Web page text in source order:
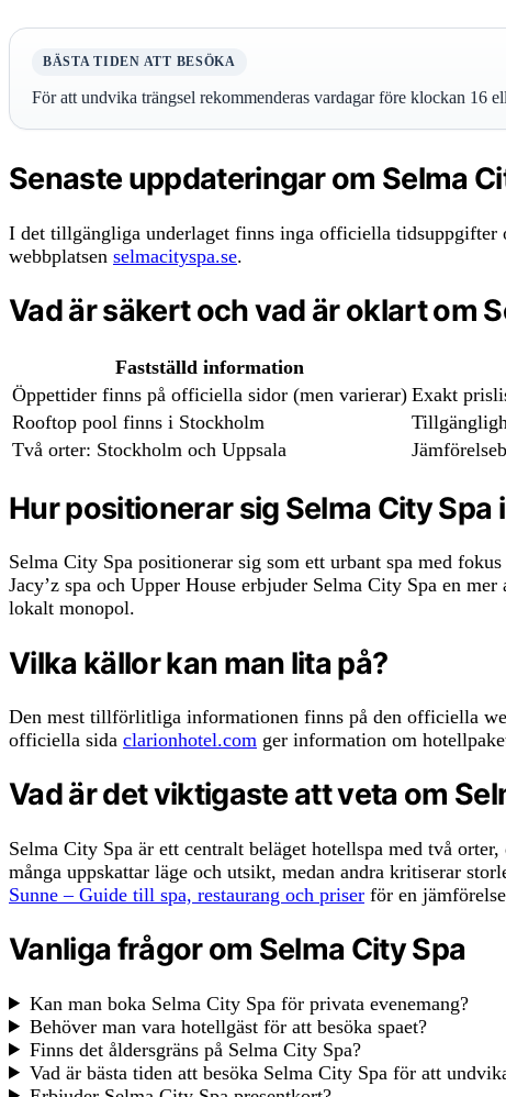
BÄSTA TIDEN ATT BESÖKA
För att undvika trängsel rekommenderas vardagar före klockan 16
Senaste uppdateringar om Selma
I det tillgängliga underlaget finns inga officiella tidsuppgifter
webbplatsen selmacityspa.se.
Vad är säkert och vad är oklart om
Fastställd information
Öppettider finns på officiella sidor (men varierar) Exakt
Rooftop pool finns i Stockholm
Två orter: Stockholm och Uppsala
Hur positionerar sig Selma City
Selma City Spa positionerar sig som ett urbant spa med
Jacy’z spa och Upper House erbjuder Selma City Spa en
lokalt monopol.
Vilka källor kan man lita på?
Den mest tillförlitliga informationen finns på den officiella
officiella sida clarionhotel.com ger information om
Vad är det viktigaste att veta om
Selma City Spa är ett centralt beläget hotellspa med två
många uppskattar läge och utsikt, medan andra kritiserar
Sunne – Guide till spa, restaurang och priser för en
Vanliga frågor om Selma City Spa
Kan man boka Selma City Spa för privata evenemang?
Behöver man vara hotellgäst för att besöka spaet?
Finns det åldersgräns på Selma City Spa?
Vad är bästa tiden att besöka Selma City Spa för att